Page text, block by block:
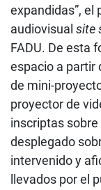
expandidas”, el
audiovisual site
FADU. De esta
espacio a partir
de mini-
proyector de
inscriptas
desplegado
intervenido y
llevados por el